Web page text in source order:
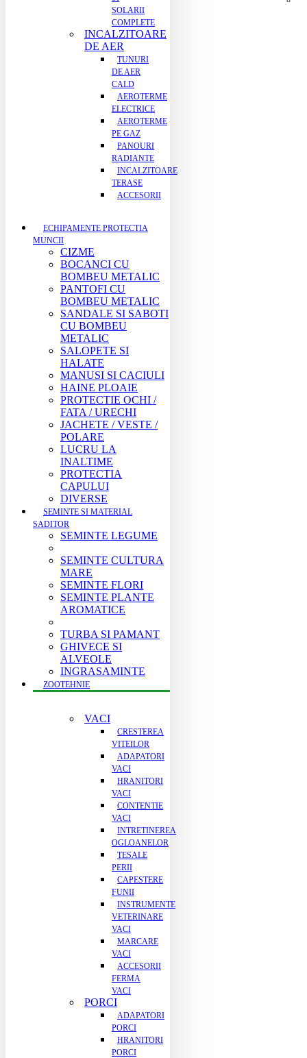
SOLARII
COMPLETE
INCALZITOARE
DE AER
TUNURI
DE AER
CALD
AEROTERME
ELECTRICE
AEROTERME
PE GAZ
PANOURI
RADIANTE
INCALZITOARE
TERASE
ACCESORII
ECHIPAMENTE PROTECTIA
MUNCII
CIZME
BOCANCI CU
BOMBEU METALIC
PANTOFI CU
BOMBEU METALIC
SANDALE SI SABOTI
CU BOMBEU
METALIC
SALOPETE SI
HALATE
MANUSI SI CACIULI
HAINE PLOAIE
PROTECTIE OCHI /
FATA / URECHI
JACHETE / VESTE /
POLARE
LUCRU LA
INALTIME
PROTECTIA
CAPULUI
DIVERSE
SEMINTE SI MATERIAL
SADITOR
SEMINTE LEGUME
SEMINTE CULTURA
MARE
SEMINTE FLORI
SEMINTE PLANTE
AROMATICE
TURBA SI PAMANT
GHIVECE SI
ALVEOLE
INGRASAMINTE
ZOOTEHNIE
VACI
CRESTEREA
VITEILOR
ADAPATORI
VACI
HRANITORI
VACI
CONTENTIE
VACI
INTRETINEREA
OGLOANELOR
TESALE
PERII
CAPESTERE
FUNII
INSTRUMENTE
VETERINARE
VACI
MARCARE
VACI
ACCESORII
FERMA
VACI
PORCI
ADAPATORI
PORCI
HRANITORI
PORCI